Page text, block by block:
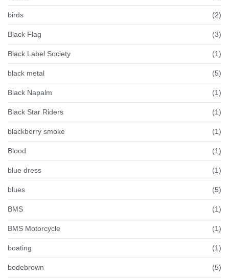
birds (2)
Black Flag (3)
Black Label Society (1)
black metal (5)
Black Napalm (1)
Black Star Riders (1)
blackberry smoke (1)
Blood (1)
blue dress (1)
blues (5)
BMS (1)
BMS Motorcycle (1)
boating (1)
bodebrown (5)